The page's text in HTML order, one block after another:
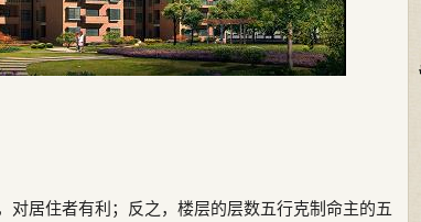
对居住者有利；反之，楼层的层数五行克制命主的五